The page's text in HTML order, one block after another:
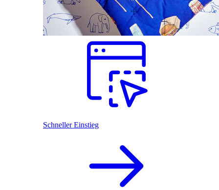
Schneller Einstieg